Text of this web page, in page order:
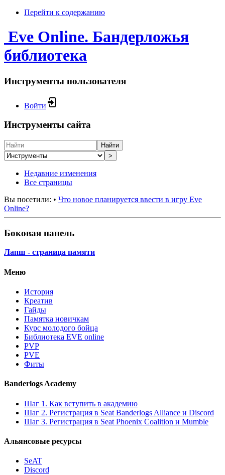
Перейти к содержанию
Eve Online. Бандерложья
библиотека
Инструменты пользователя
Войти
Инструменты сайта
Найти
>
Недавние изменения
Все страницы
Вы посетили: • Что новое планируется ввести в игру Eve
Online?
Боковая панель
Лапш - страница памяти
Меню
История
Креатив
Гайды
Памятка новичкам
Курс молодого бойца
Библиотека EVE online
PVP
PVE
Фиты
Banderlogs Academy
Шаг 1. Как вступить в академию
Шаг 2. Регистрация в Seat Banderlogs Alliance и Discord
Шаг 3. Регистрация в Seat Phoenix Coalition и Mumble
Альянсовые ресурсы
SeAT
Discord